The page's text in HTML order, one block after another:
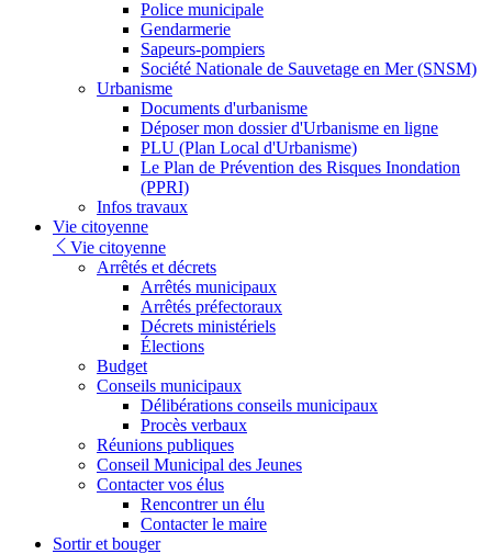
Police municipale
Gendarmerie
Sapeurs-pompiers
Société Nationale de Sauvetage en Mer (SNSM)
Urbanisme
Documents d'urbanisme
Déposer mon dossier d'Urbanisme en ligne
PLU (Plan Local d'Urbanisme)
Le Plan de Prévention des Risques Inondation
(PPRI)
Infos travaux
Vie citoyenne
Vie citoyenne
Arrêtés et décrets
Arrêtés municipaux
Arrêtés préfectoraux
Décrets ministériels
Élections
Budget
Conseils municipaux
Délibérations conseils municipaux
Procès verbaux
Réunions publiques
Conseil Municipal des Jeunes
Contacter vos élus
Rencontrer un élu
Contacter le maire
Sortir et bouger